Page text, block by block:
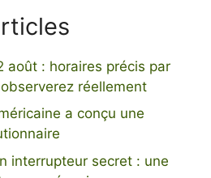
août : horaires précis par
réellement
a conçu une
interrupteur secret : une